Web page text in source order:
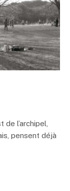
l’archipel,
pensent déjà